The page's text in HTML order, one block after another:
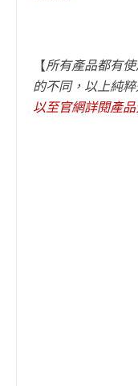
【所有產品都有
的不同，以上純
以至官網詳閱產